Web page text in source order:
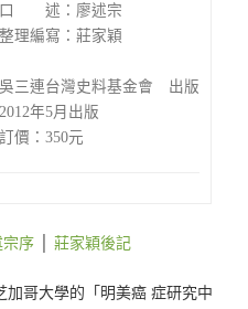
口 述：廖述宗
整理編寫：莊家穎
吳三連台灣史料基金會 出版
2012年5月出版
訂價：350元
宗序 莊家穎後記
哥大學的「明美癌 症研究中